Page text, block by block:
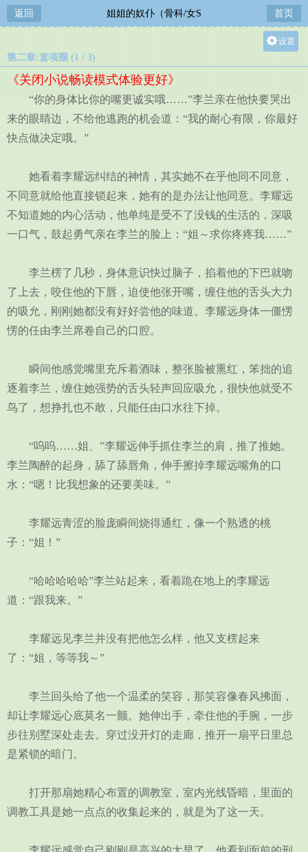
返回 姐姐的奴仆（骨科/女S 首页
设置
中
小
第二章:套项圈 (1 / 3)
《关闭小说畅读模式体验更好》
“你的身体比你的嘴更诚实哦……”李兰亲在他快要哭出
来的眼睛边，不给他逃跑的机会道：“我的耐心有限，你最好
快点做决定哦。”
她看着李耀远纠结的神情，其实她不在乎他同不同意，
不同意就给他直接锁起来，她有的是办法让他同意。李耀远
不知道她的内心活动，他单纯是受不了没钱的生活的，深吸
一口气，鼓起勇气亲在李兰的脸上：“姐～求你疼疼我……”
李兰楞了几秒，身体意识快过脑子，掐着他的下巴就吻
了上去，咬住他的下唇，迫使他张开嘴，缠住他的舌头大力
的吸允，刚刚她都没有好好尝他的味道。李耀远身体一僵愣
愣的任由李兰席卷自己的口腔。
瞬间他感觉嘴里充斥着酒味，整张脸被熏红，笨拙的追
逐着李兰，缠住她强势的舌头轻声回应吸允，很快他就受不
鸟了，想挣扎也不敢，只能任由口水往下掉。
“呜呜……姐、”李耀远伸手抓住李兰的肩，推了推她。
李兰陶醉的起身，舔了舔唇角，伸手擦掉李耀远嘴角的口
水：“嗯！比我想象的还要美味。”
李耀远青涩的脸庞瞬间烧得通红，像一个熟透的桃
子：“姐！”
“哈哈哈哈哈”李兰站起来，看着跪在地上的李耀远
道：“跟我来。”
李耀远见李兰并没有把他怎么样，他又支楞起来
了：“姐，等等我～”
李兰回头给了他一个温柔的笑容，那笑容像春风拂面，
却让李耀远心底莫名一颤。她伸出手，牵住他的手腕，一步
步往别墅深处走去。穿过没开灯的走廊，推开一扇平日里总
是紧锁的暗门。
打开那扇她精心布置的调教室，室内光线昏暗，里面的
调教工具是她一点点的收集起来的，就是为了这一天。